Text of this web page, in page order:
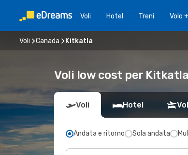
Voli Hotel Treni Volo
Voli Canada Kitkatla
Voli low cost per Kitkatla
Voli Hotel
Andata e ritorno Sola andata